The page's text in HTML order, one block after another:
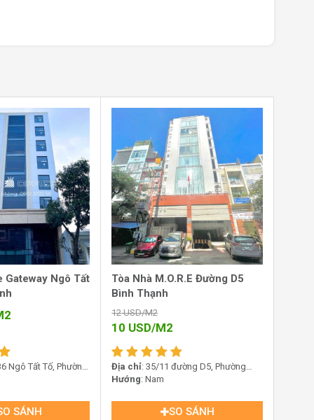
Gateway Ngô Tất
Ngô Tất Tố, Phường
SÁNH
Tòa Nhà M.O.R.E Đường D5
Bình Thạnh
12USD/M2
10 USD/M2
Địa chỉ: 35/11 đường D5, Phường
Thạnh Mỹ Tây, TP.HCM
Hướng : Nam
SO SÁNH